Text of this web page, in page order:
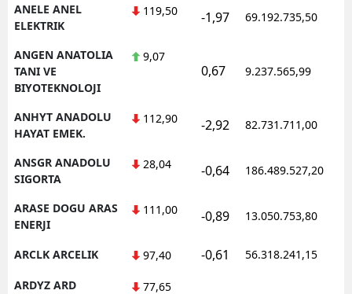
Osmaniye
ANELE ANEL
ELEKTRIK
119,50 -1,97 69.192.735,50
ANGEN ANATOLIA
TANI VE
BIYOTEKNOLOJI
9,07
0,67 9.237.565,99
ANHYT ANADOLU
HAYAT EMEK.
112,90 -2,92 82.731.711,00
ANSGR ANADOLU
SIGORTA
28,04 -0,64 186.489.527,20
ARASE DOGU ARAS
ENERJI
111,00 -0,89 13.050.753,80
ARCLK ARCELIK 97,40 -0,61 56.318.241,15
ARDYZ ARD
77,65